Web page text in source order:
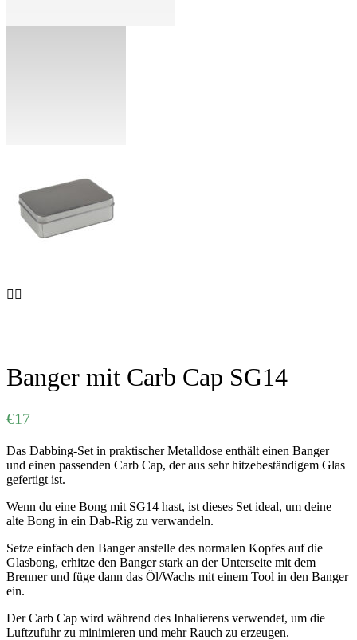
Banger mit Carb Cap SG14
€17
Das Dabbing-Set in praktischer Metalldose enthält einen Banger
und einen passenden Carb Cap, der aus sehr hitzebeständigem Glas
gefertigt ist.
Wenn du eine Bong mit SG14 hast, ist dieses Set ideal, um deine
alte Bong in ein Dab-Rig zu verwandeln.
Setze einfach den Banger anstelle des normalen Kopfes auf die
Glasbong, erhitze den Banger stark an der Unterseite mit dem
Brenner und füge dann das Öl/Wachs mit einem Tool in den Banger
ein.
Der Carb Cap wird während des Inhalierens verwendet, um die
Luftzufuhr zu minimieren und mehr Rauch zu erzeugen.